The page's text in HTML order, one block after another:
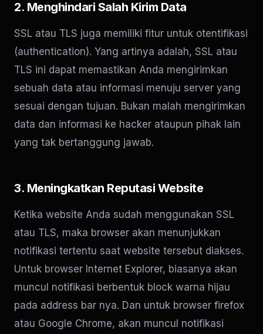
2. Menghindari Salah Kirim Data
SSL atau TLS juga memiliki fitur untuk otentifikasi
(authentication). Yang artinya adalah, SSL atau
TLS ini dapat memastikan Anda mengirimkan
sebuah data atau informasi menuju server yang
sesuai dengan tujuan. Bukan malah mengirimkan
data dan informasi ke hacker ataupun pihak lain
yang tak bertanggung jawab.
3. Meningkatkan Reputasi Website
Ketika website Anda sudah menggunakan SSL
atau TLS, maka browser akan menunjukkan
notifikasi tertentu saat website tersebut diakses.
Untuk browser Internet Explorer, biasanya akan
muncul notifikasi berbentuk block warna hijau
pada address bar nya. Dan untuk browser firefox
atau Google Chrome, akan muncul notifikasi